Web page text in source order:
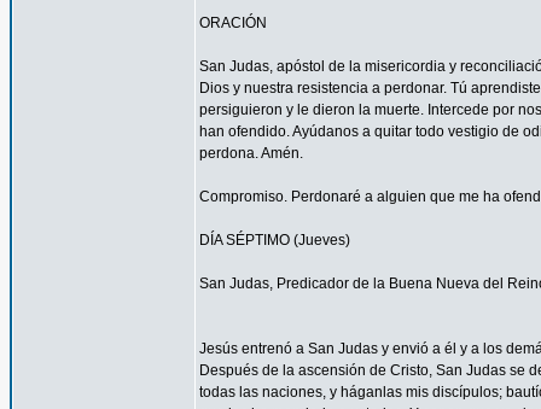
ORACIÓN
San Judas, apóstol de la misericordia y
Dios y nuestra resistencia a perdonar. Tú
persiguieron y le dieron la muerte. Intercede por
han ofendido. Ayúdanos a quitar todo vestigio de
perdona. Amén.
Compromiso. Perdonaré a alguien que me ha
DÍA SÉPTIMO (Jueves)
San Judas, Predicador de la Buena Nueva del
Jesús entrenó a San Judas y envió a él y a los
Después de la ascensión de Cristo, San Judas se
todas las naciones, y háganlas mis discípulos;